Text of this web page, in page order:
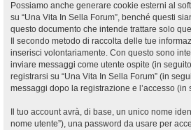
Possiamo anche generare cookie esterni al
su “Una Vita In Sella Forum”, benché questi
questo documento che intende trattare solo
Il secondo metodo di raccolta delle tue
inserisci volontariamente. Con questo sono
inviare messaggi come utente ospite (in
registrarsi su “Una Vita In Sella Forum” (in
messaggi dopo la registrazione e l’accesso (in
Il tuo account avrà, di base, un unico nome
nome utente”), una password da usare per